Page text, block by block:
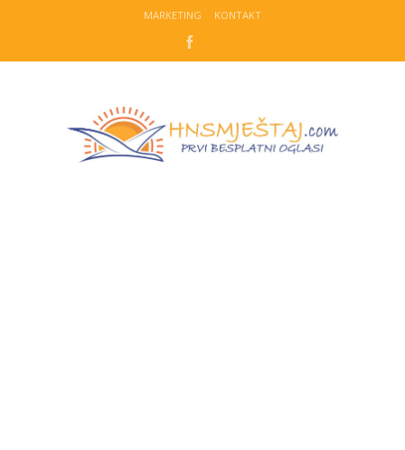
MARKETING KONTAKT